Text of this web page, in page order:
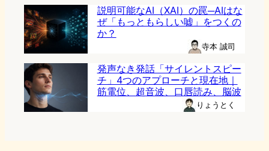
説明可能なAI（XAI）の罠─AIはな
ぜ「もっともらしい嘘」をつくの
か？
寺本 誠司
発声なき発話「サイレントスピー
チ」4つのアプローチと現在地｜
筋電位、超音波、口唇読み、脳波
りょうとく